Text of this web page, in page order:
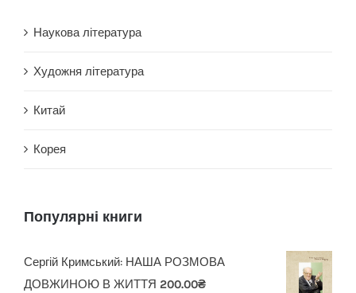
Наукова література
Художня література
Китай
Корея
Популярні книги
Сергій Кримський: НАША РОЗМОВА
ДОВЖИНОЮ В ЖИТТЯ 200.00₴